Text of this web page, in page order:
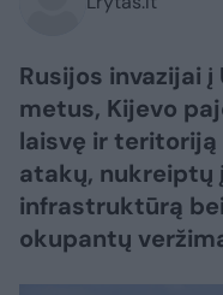
Rusijos invazijai
metus, Kijevo
laisvę ir
atakų, nukreiptų
infrastruktūrą
okupantų